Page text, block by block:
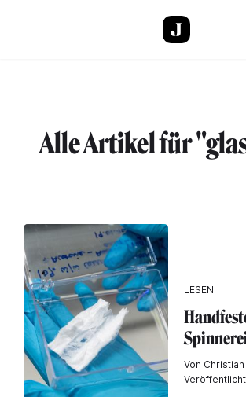
Alle Artikel für
LESEN
Von
Veröffentlicht